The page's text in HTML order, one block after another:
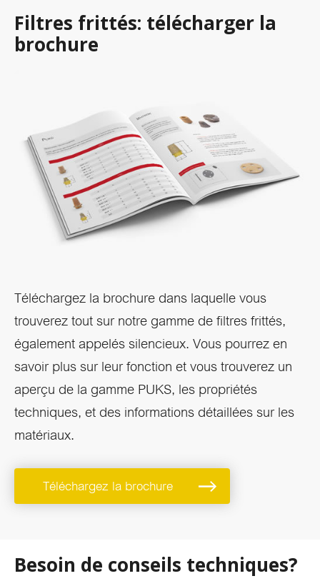
Filtres frittés: télécharger la
brochure
Téléchargez la brochure dans laquelle vous
trouverez tout sur notre gamme de filtres frittés,
également appelés silencieux. Vous pourrez en
savoir plus sur leur fonction et vous trouverez un
aperçu de la gamme PUKS, les propriétés
techniques, et des informations détaillées sur les
matériaux.
Téléchargez la brochure
Besoin de conseils techniques?